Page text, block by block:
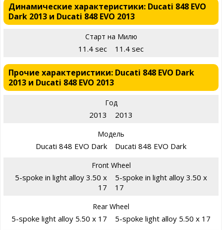
Динамические характеристики: Ducati 848 EVO
Dark 2013 и Ducati 848 EVO 2013
Старт на Милю
11.4 sec 11.4 sec
Прочие характеристики: Ducati 848 EVO Dark
2013 и Ducati 848 EVO 2013
Год
2013 2013
Модель
Ducati 848 EVO Dark Ducati 848 EVO Dark
Front Wheel
5-spoke in light alloy 3.50 x
17
5-spoke in light alloy 3.50 x
17
Rear Wheel
5-spoke light alloy 5.50 x 17 5-spoke light alloy 5.50 x 17